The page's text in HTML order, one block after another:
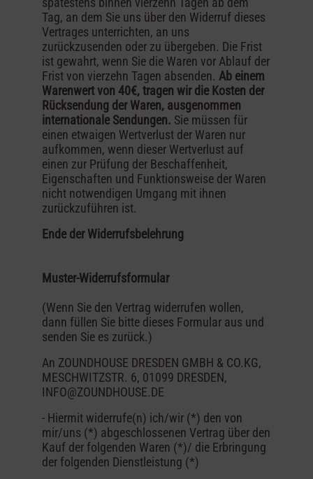
Tag, an dem Sie uns über den Widerruf dieses
Vertrages unterrichten, an uns
zurückzusenden oder zu übergeben. Die Frist
ist gewahrt, wenn Sie die Waren vor Ablauf der
Frist von vierzehn Tagen absenden. Ab einem
Warenwert von 40€, tragen wir die Kosten der
Rücksendung der Waren, ausgenommen
internationale Sendungen. Sie müssen für
einen etwaigen Wertverlust der Waren nur
aufkommen, wenn dieser Wertverlust auf
einen zur Prüfung der Beschaffenheit,
Eigenschaften und Funktionsweise der Waren
nicht notwendigen Umgang mit ihnen
zurückzuführen ist.
Ende der Widerrufsbelehrung
Muster-Widerrufsformular
(Wenn Sie den Vertrag widerrufen wollen,
dann füllen Sie bitte dieses Formular aus und
senden Sie es zurück.)
An ZOUNDHOUSE DRESDEN GMBH & CO.KG,
MESCHWITZSTR. 6, 01099 DRESDEN,
INFO@ZOUNDHOUSE.DE
- Hiermit widerrufe(n) ich/wir (*) den von
mir/uns (*) abgeschlossenen Vertrag über den
Kauf der folgenden Waren (*)/ die Erbringung
der folgenden Dienstleistung (*)